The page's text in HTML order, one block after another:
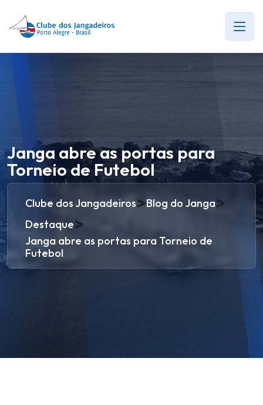
Janga abre as portas para
Torneio de Futebol
Clube dos Jangadeiros>Blog do Janga>
Destaque>
Janga abre as portas para Torneio de
Futebol